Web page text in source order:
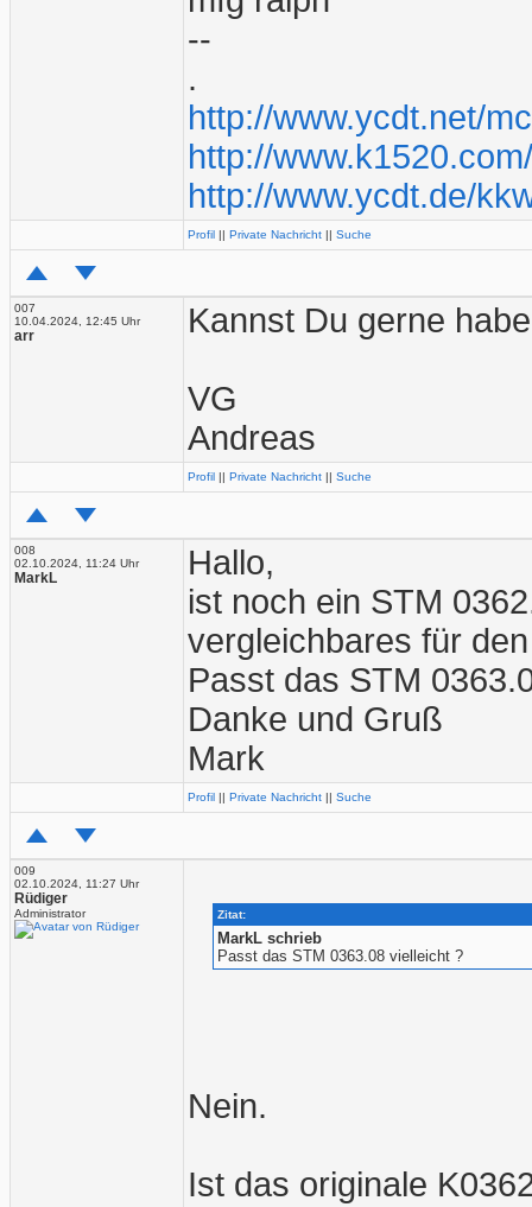
--
.
http://www.ycdt.net/
http://
http://www.ycdt.de/
Profil || Private Nachricht || Suche
007
10.04.2024, 12:45 Uhr
arr Kannst Du gerne
VG
Andreas
Profil || Private Nachricht || Suche
008
02.10.2024, 11:24 Uhr
MarkL
Hallo,
ist noch ein STM
vergleichbares für
Passt das STM
Danke und Gruß
Mark
Profil || Private Nachricht || Suche
009
02.10.2024, 11:27 Uhr
Rüdiger
Administrator Zitat:
MarkL schrieb
Passt das STM 0363.08 vielleicht ?
Nein.
Ist das originale